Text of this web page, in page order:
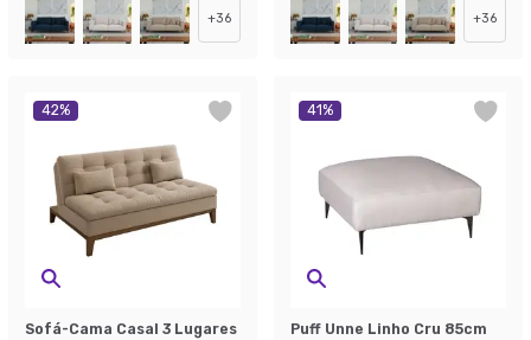
+36 +36
42%
Sofá-Cama Casal 3 Lugares
41%
Puff Unne Linho Cru 85cm